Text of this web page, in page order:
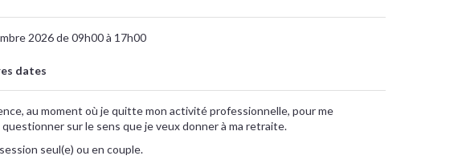
2026 de 09h00 à 17h00
dates
au moment où je quitte mon activité professionnelle, pour me
sur le sens que je veux donner à ma retraite.
seul(e) ou en couple.